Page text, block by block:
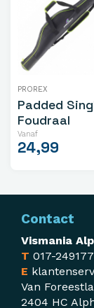
PROREX
Padded
Foudraal
Vanaf
24,99
Contact
Vismania
T 017-
E
Van
2404 HC